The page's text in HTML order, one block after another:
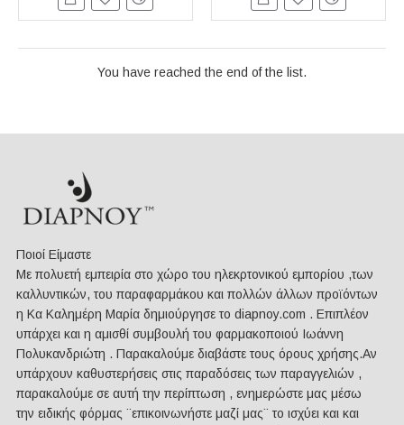
You have reached the end of the list.
Ποιοί Είμαστε
Mε πολυετή εμπειρία στο χώρο του ηλεκρτονικού εμπορίου ,των
καλλυντικών, του παραφαρμάκου και πολλών άλλων προϊόντων
η Κα Καλημέρη Μαρία δημιούργησε το diapnoy.com . Επιπλέον
υπάρχει και η αμισθί συμβουλή του φαρμακοποιού Ιωάννη
Πολυκανδριώτη . Παρακαλούμε διαβάστε τους όρους χρήσης.Αν
υπάρχουν καθυστερήσεις στις παραδόσεις των παραγγελιών ,
παρακαλούμε σε αυτή την περίπτωση , ενημερώστε μας μέσω
την ειδικής φόρμας ¨επικοινωνήστε μαζί μας¨ το ισχύει και και